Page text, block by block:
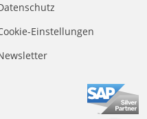
Einstellungen